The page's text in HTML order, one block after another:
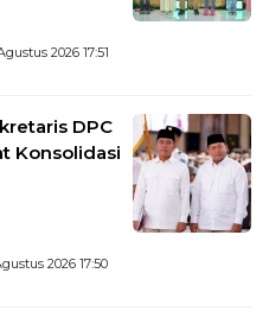
2026 17:51
DPC
Konsolidasi
2026 17:50